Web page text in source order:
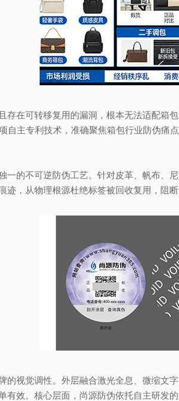
可转移复用的漏洞，根本无法适配箱包
自主专利技术，准确聚焦箱包行业防伪
不可逆防伪工艺。针对皮革、帆布、
，从物理根源杜绝标签被回收复用，阻
视觉调性。外层融合激光全息、微缩文
效。核心层面，尚源防伪依托自主研